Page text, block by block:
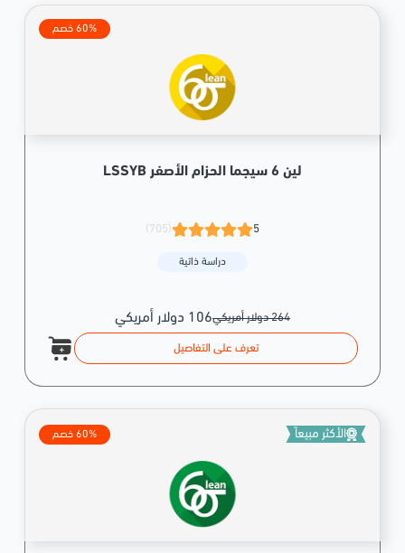
60% خصم
لين 6 سيجما الحزام الأصفر LSSYB
5
(705)
دراسة ذاتية
264 دولار أمريكي 106 دولار أمريكي
تعرف على التفاصيل
الأكثر مبيعاً 60% خصم